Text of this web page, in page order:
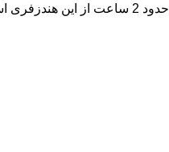
حدود 2 ساعت از این هندزفری استفاده کنید. برای شارژ هندزفری بلوتوثی Redmi Buds 6 Pro از درگاه تایپ سی تعبیه شده استفاده کنید.